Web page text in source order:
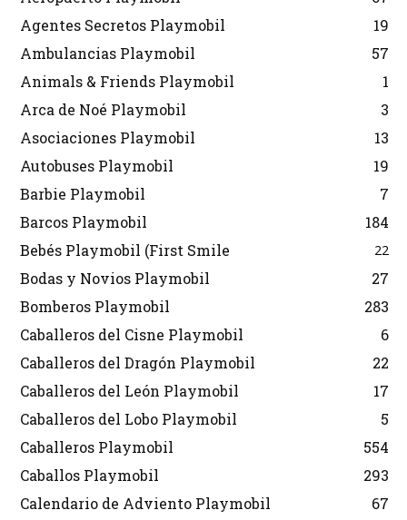
Agentes Secretos Playmobil
19
Ambulancias Playmobil
57
Animals & Friends Playmobil
1
Arca de Noé Playmobil
3
Asociaciones Playmobil
13
Autobuses Playmobil
19
Barbie Playmobil
7
Barcos Playmobil
184
Bebés Playmobil (First Smile
22
Bodas y Novios Playmobil
27
Bomberos Playmobil
283
Caballeros del Cisne Playmobil
6
Caballeros del Dragón Playmobil
22
Caballeros del León Playmobil
17
Caballeros del Lobo Playmobil
5
Caballeros Playmobil
554
Caballos Playmobil
293
Calendario de Adviento Playmobil
67